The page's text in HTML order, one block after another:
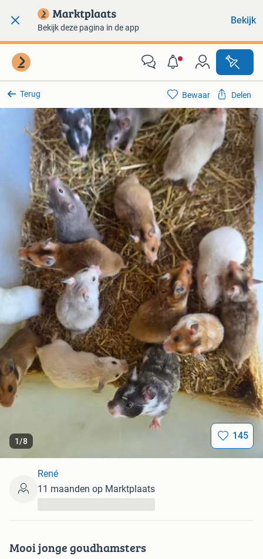
Bekijk deze pagina in de app
Bekijk
Terug
1/8 145
Bewaar Delen
Mooi jonge goudhamsters
René
11 maanden op Marktplaats